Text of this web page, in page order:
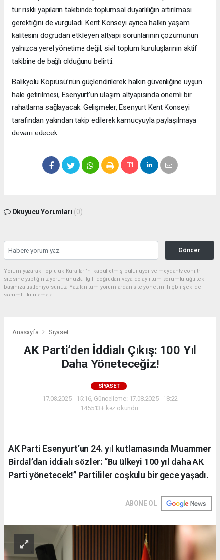
tür riskli yapıların takibinde toplumsal duyarlılığın artırılması
gerektiğini de vurguladı. Kent Konseyi ayrıca halkın yaşam
kalitesini doğrudan etkileyen altyapı sorunlarının çözümünün
yalnızca yerel yönetime değil, sivil toplum kuruluşlarının aktif
takibine de bağlı olduğunu belirtti.
Balıkyolu Köprüsü’nün güçlendirilerek halkın güvenliğine uygun
hale getirilmesi, Esenyurt’un ulaşım altyapısında önemli bir
rahatlama sağlayacak. Gelişmeler, Esenyurt Kent Konseyi
tarafından yakından takip edilerek kamuoyuyla paylaşılmaya
devam edecek.
Okuyucu Yorumları (0)
Gönder
Yorum yazarak Topluluk Kuralları’nı kabul etmiş bulunuyor ve meydantv.com.tr
sitesine yaptığınız yorumunuzla ilgili doğrudan veya dolaylı tüm sorumluluğu tek
başınıza üstleniyorsunuz. Yazılan tüm yorumlardan site yönetimi hiçbir şekilde
sorumlu tutulamaz.
Anasayfa Siyaset
AK Parti’den İddialı Çıkış: 100 Yıl
Daha Yöneteceğiz!
SIYASET
17.08.2025 - 15:16, Güncelleme: 17.08.2025 - 18:22
145513+ kez okundu.
AK Parti Esenyurt’un 24. yıl kutlamasında Muammer
Birdal’dan iddialı sözler: “Bu ülkeyi 100 yıl daha AK
Parti yönetecek!” Partililer coşkulu bir gece yaşadı.
ABONE OL